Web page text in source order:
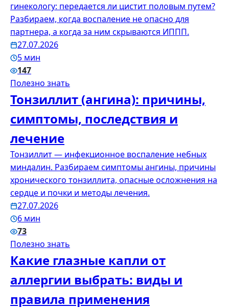
гинекологу: передается ли цистит половым путем?
Разбираем, когда воспаление не опасно для
партнера, а когда за ним скрываются ИППП.
27.07.2026
5 мин
147
Полезно знать
Тонзиллит (ангина): причины,
симптомы, последствия и
лечение
Тонзиллит — инфекционное воспаление небных
миндалин. Разбираем симптомы ангины, причины
хронического тонзиллита, опасные осложнения на
сердце и почки и методы лечения.
27.07.2026
6 мин
73
Полезно знать
Какие глазные капли от
аллергии выбрать: виды и
правила применения